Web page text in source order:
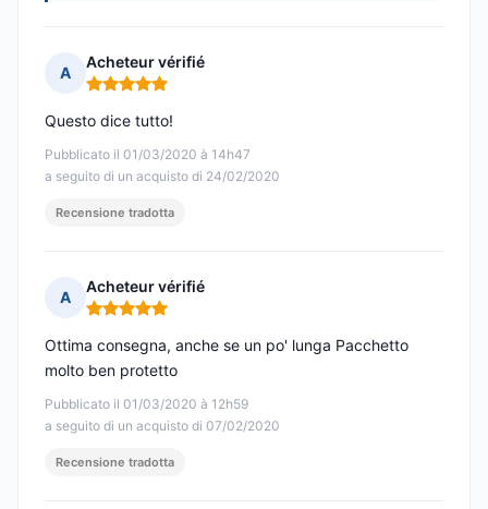
A
Acheteur vérifié
Nota: 5 su 5
Pubblicato il 01/03/2020 à 14h47
a seguito di un acquisto di 24/02/2020
Questo dice tutto!
Recensione tradotta
A
Acheteur vérifié
Nota: 5 su 5
Pubblicato il 01/03/2020 à 12h59
a seguito di un acquisto di 07/02/2020
Ottima consegna, anche se un po' lunga Pacchetto
molto ben protetto
Recensione tradotta